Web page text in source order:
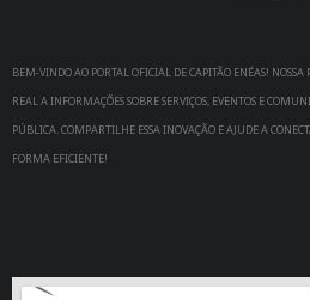
BEM-VINDO AO PORTAL OFICIAL DE CAPITÃO ENÉAS!
REAL A INFORMAÇÕES SOBRE SERVIÇOS, EVENTOS E
PÚBLICA. COMPARTILHE ESSA INOVAÇÃO E AJUDE A
FORMA EFICIENTE!